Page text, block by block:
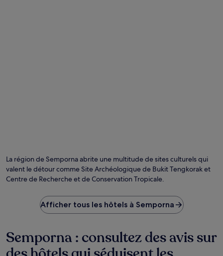
La région de Semporna abrite une multitude de sites culturels qui
valent le détour comme Site Archéologique de Bukit Tengkorak et
Centre de Recherche et de Conservation Tropicale.
Afficher tous les hôtels à Semporna
Semporna : consultez des avis sur